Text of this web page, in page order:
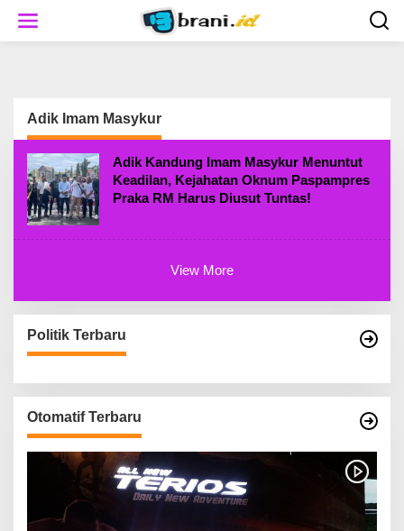
i
Adik Imam Masykur
Adik Kandung Imam Masykur Menuntut
Keadilan, Kejahatan Oknum Paspampres
Praka RM Harus Diusut Tuntas!
View More
Politik Terbaru
Otomatif Terbaru